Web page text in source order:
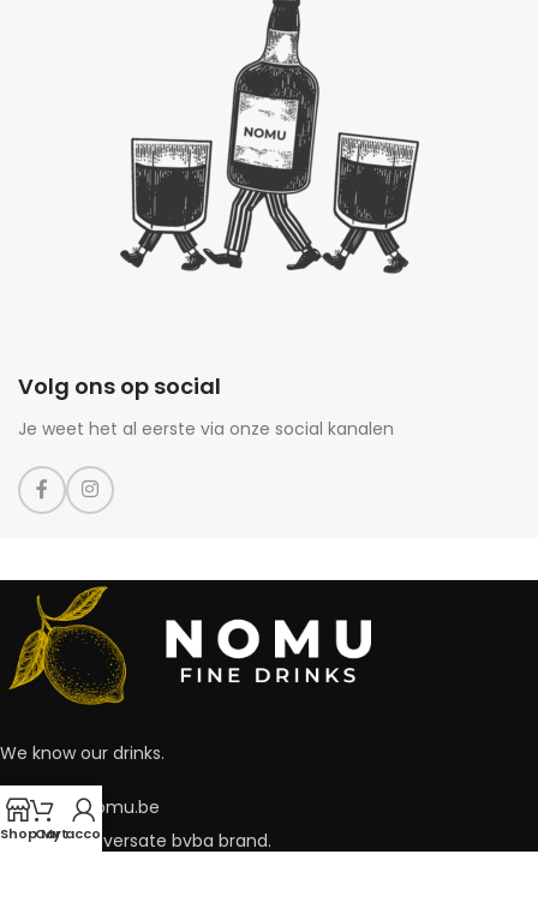
Volg ons op social
Je weet het al eerste via onze social kanalen
We know our drinks.
hello@nomu.be
Nomu a conversate bvba brand.
ShopCart
My account